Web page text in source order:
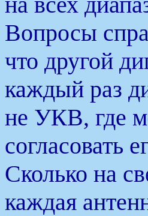
Вопросы
что другой
каждый раз
не УКВ, где
согласовать
Сколько на
каждая